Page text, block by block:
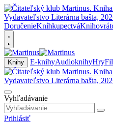
DoručenieKníhkupectvá
Knihy E-knihyAudioknihyHry
Vyhľadávanie
Prihlásiť